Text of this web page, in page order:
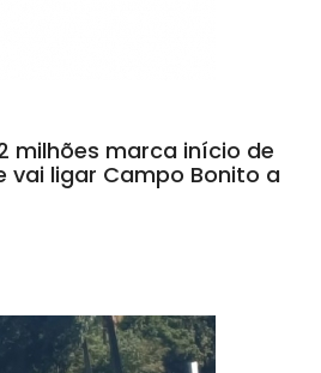
milhões marca início de
vai ligar Campo Bonito a